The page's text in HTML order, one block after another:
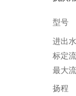
型号
进出
标定
最大
扬程